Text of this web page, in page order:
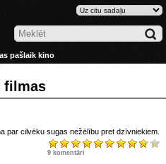
pašlaik kino
filmas
par cilvēku sugas nežēlību pret dzīvniekiem.
9 komentāri